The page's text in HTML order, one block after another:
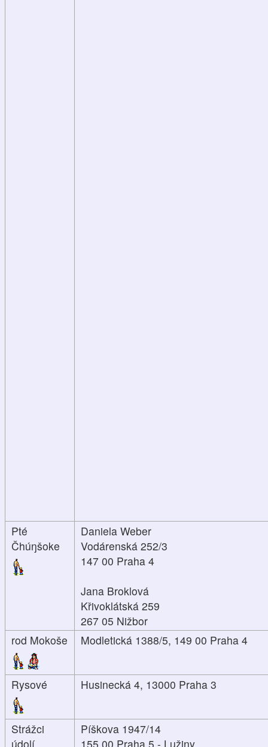
Pté
Čhúŋšoke
Daniela Weber
Vodárenská 252/3
147 00 Praha 4
Jana Broklová
Křivoklátská 259
267 05 Nižbor
rod Mokoše
Modletická 1388/5, 149 00 Praha 4
Rysové Husinecká 4, 13000 Praha 3
Strážci
údolí
Píškova 1947/14
155 00 Praha 5 - Lužiny